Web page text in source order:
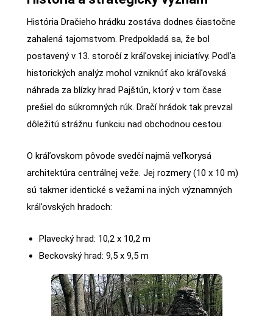
História Dračieho hrádku zostáva dodnes čiastočne
zahalená tajomstvom. Predpokladá sa, že bol
postavený v 13. storočí z kráľovskej iniciatívy. Podľa
historických analýz mohol vzniknúť ako kráľovská
náhrada za blízky hrad Pajštún, ktorý v tom čase
prešiel do súkromných rúk. Dračí hrádok tak prevzal
dôležitú strážnu funkciu nad obchodnou cestou.
O kráľovskom pôvode svedčí najmä veľkorysá
architektúra centrálnej veže. Jej rozmery (10 x 10 m)
sú takmer identické s vežami na iných významných
kráľovských hradoch:
Plavecký hrad: 10,2 x 10,2 m
Beckovský hrad: 9,5 x 9,5 m